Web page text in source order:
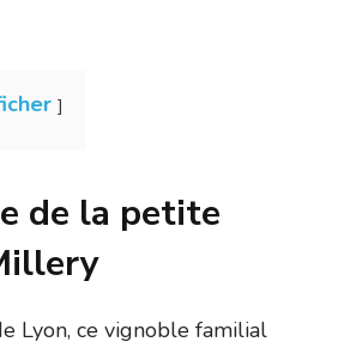
de la petite
Lyon, ce vignoble familial